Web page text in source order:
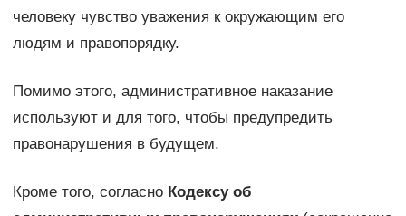
человеку чувство уважения к окружающим его
людям и правопорядку.
Помимо этого, административное наказание
используют и для того, чтобы предупредить
правонарушения в будущем.
Кроме того, согласно Кодексу об